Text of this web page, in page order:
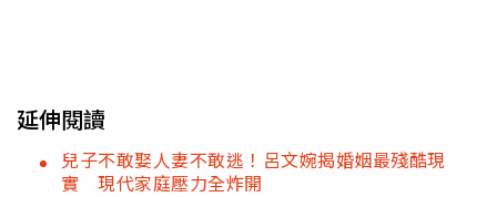
延伸閱讀
兒子不敢娶人妻不敢逃！呂文婉揭婚姻最殘酷現
實 現代家庭壓力全炸開